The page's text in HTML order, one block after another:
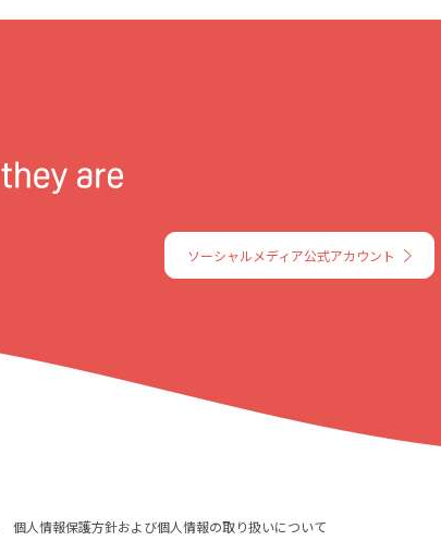
ソーシャルメディア公式アカウント
個人情報保護方針および個人情報の取り扱いについて